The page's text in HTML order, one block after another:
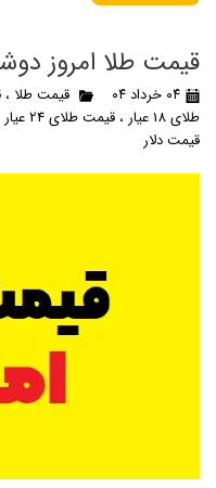
قیمت طلا امروز دوشنبه 4
۰۴ خرداد ۰۴ قیمت طلا ،
طلای 18 عیار
، قیمت طلای 24 عیار
قیمت دلار